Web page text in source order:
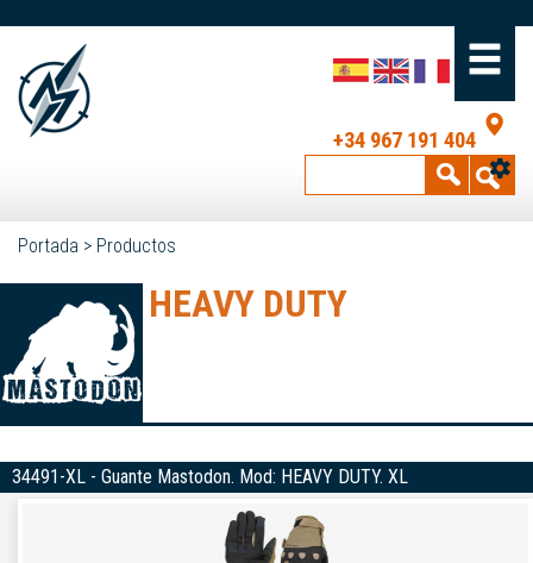
+34 967 191 404
Portada > Productos
HEAVY DUTY
34491-XL - Guante Mastodon. Mod: HEAVY DUTY. XL